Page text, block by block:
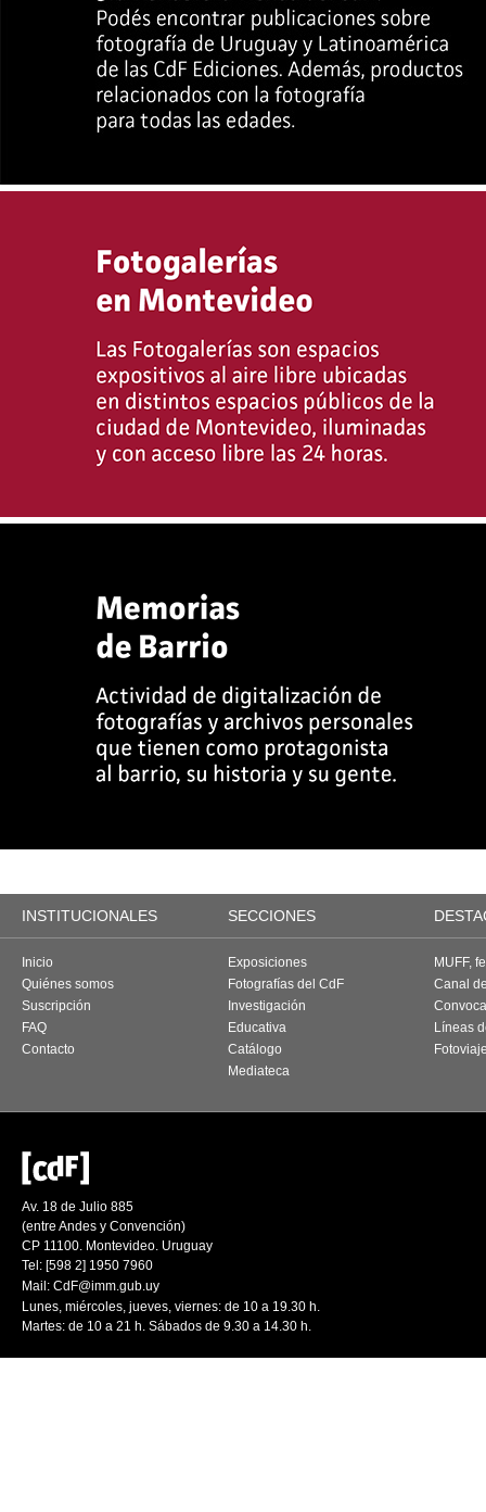
INSTITUCIONALES SECCIONES
Inicio
Quiénes somos
Suscripción
FAQ
Contacto
Exposiciones
Fotografías del CdF
Investigación
Educativa
Catálogo
Mediateca
MUFF,
Canal
Líneas
Av. 18 de Julio 885
(entre Andes y Convención)
CP 11100. Montevideo. Uruguay
Tel: [598 2] 1950 7960
Mail: CdF@imm.gub.uy
Lunes, miércoles, jueves, viernes: de 10 a 19.30 h.
Martes: de 10 a 21 h. Sábados de 9.30 a 14.30 h.